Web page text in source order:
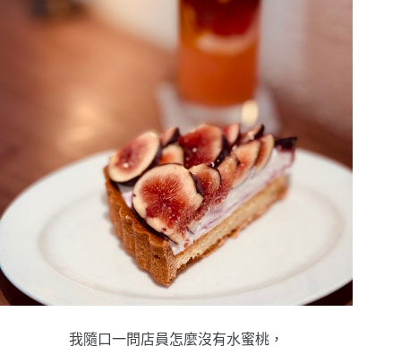
我隨口一問店員怎麼沒有水蜜桃，